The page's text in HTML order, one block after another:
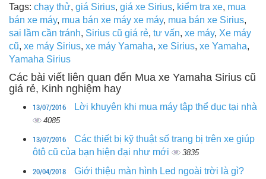
Tags: chạy thử, giá Sirius, giá xe Sirius, kiểm tra xe, mua
bán xe máy, mua bán xe máy xe máy, mua bán xe Sirius,
sai lầm cần tránh, Sirius cũ giá rẻ, tư vấn, xe máy, Xe máy
cũ, xe máy Sirius, xe máy Yamaha, xe Sirius, xe Yamaha,
Yamaha Sirius
Các bài viết liên quan đến Mua xe Yamaha Sirius cũ
giá rẻ, Kinh nghiệm hay
13/07/2016 Lời khuyên khi mua máy tập thể dục tại nhà
4085
13/07/2016
Các thiết bị kỹ thuật số trang bị trên xe giúp
ôtô cũ của bạn hiện đại như mới
3835
20/04/2018 Giới thiệu màn hình Led ngoài trời là gì?